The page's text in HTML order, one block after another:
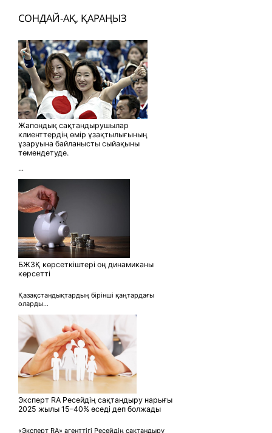
СОНДАЙ-АҚ, ҚАРАҢЫЗ
Жапондық сақтандырушылар
клиенттердің өмір ұзақтылығының
ұзаруына байланысты сыйақыны
төмендетуде.
...
БЖЗҚ көрсеткіштері оң динамиканы
көрсетті
Қазақстандықтардың бірінші қаңтардағы
оларды...
Эксперт RA Ресейдің сақтандыру нарығы
2025 жылы 15–40% өседі деп болжады
«Эксперт RA» агенттігі Ресейдің сақтандыру